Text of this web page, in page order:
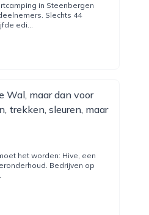
in Steenbergen
Slechts 44
edi...
Wal, maar dan voor
trekken, sleuren, maar
het worden: Hive, een
Bedrijven op